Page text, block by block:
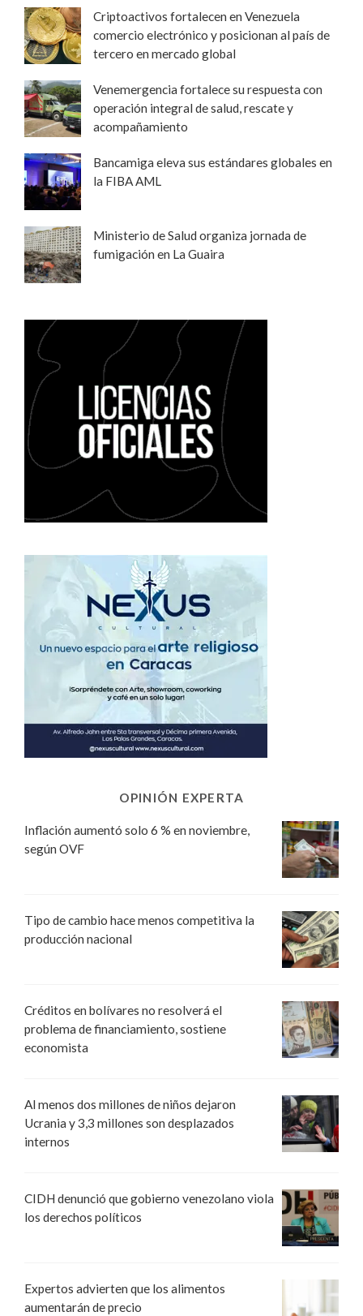
Criptoactivos fortalecen en Venezuela
comercio electrónico y posicionan al país de
tercero en mercado global
Venemergencia fortalece su respuesta con
operación integral de salud, rescate y
acompañamiento
Bancamiga eleva sus estándares globales en
la FIBA AML
Ministerio de Salud organiza jornada de
fumigación en La Guaira
OPINIÓN EXPERTA
Inflación aumentó solo 6 % en noviembre,
según OVF
Tipo de cambio hace menos competitiva la
producción nacional
Créditos en bolívares no resolverá el
problema de financiamiento, sostiene
economista
Al menos dos millones de niños dejaron
Ucrania y 3,3 millones son desplazados
internos
CIDH denunció que gobierno venezolano viola
los derechos políticos
Expertos advierten que los alimentos
aumentarán de precio